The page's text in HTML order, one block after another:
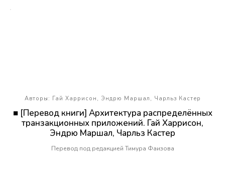
Авторы: Гай Харрисон, Эндрю Маршал, Чарльз Кастер
■ [Перевод книги] Архитектура распределённых
транзакционных приложений. Гай Харрисон,
Эндрю Маршал, Чарльз Кастер
Перевод под редакцией Тимура Фаизова